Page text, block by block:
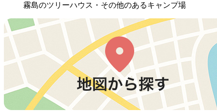
霧島のツリーハウス・その他のあるキャンプ場